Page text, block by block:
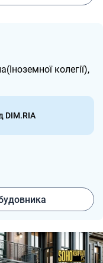
колегії),
DIM.RIA